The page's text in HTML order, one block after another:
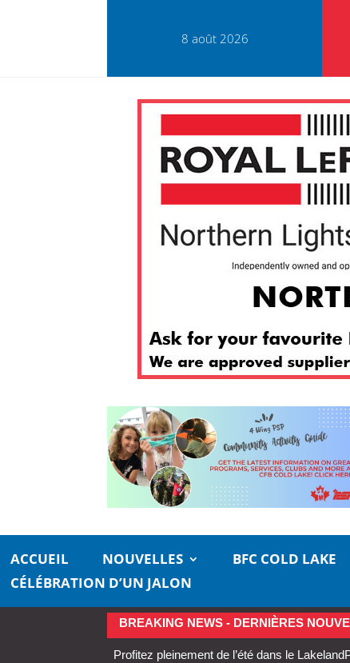
8 août 2026
ACCUEIL NOUVELLES BFC COLD LAKE
CÉLÉBRATION D’UN JALON
BREAKING NEWS - DERNIÈRES
Profitez pleinement de l’été dans le Lakeland